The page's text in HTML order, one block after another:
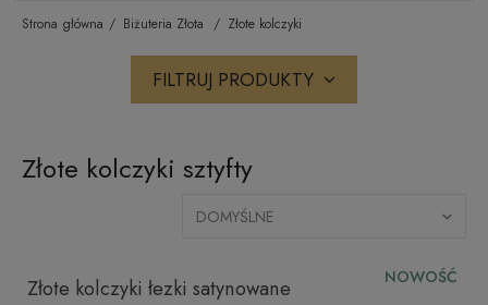
Strona główna Biżuteria Złota Złote kolczyki
FILTRUJ PRODUKTY
Złote kolczyki sztyfty
Złote kolczyki łezki satynowane NOWOŚĆ